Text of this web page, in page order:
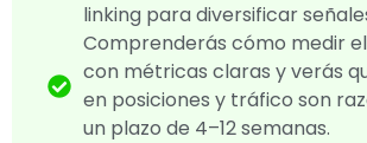
linking para diversificar
Comprenderás cómo medir
con métricas claras y verás
en posiciones y tráfico son
un plazo de 4–12 semanas.